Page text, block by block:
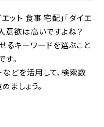
エット 食事 宅配」「ダイエ
意欲は高いですよね？
るキーワードを選ぶこと
。
どを活用して、検索数
ましょう。